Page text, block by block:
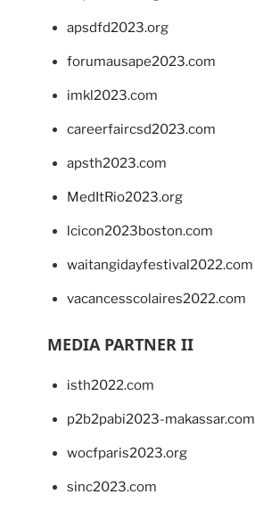
apsdfd2023.org
forumausape2023.com
imkl2023.com
careerfaircsd2023.com
apsth2023.com
MedItRio2023.org
lcicon2023boston.com
waitangidayfestival2022.com
vacancesscolaires2022.com
MEDIA PARTNER II
isth2022.com
p2b2pabi2023-makassar.com
wocfparis2023.org
sinc2023.com